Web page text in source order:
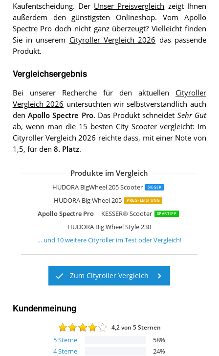
Kaufentscheidung. Der Unser Preisvergleich zeigt Ihnen
außerdem den günstigsten Onlineshop. Vom Apollo
Spectre Pro doch nicht ganz überzeugt? Vielleicht finden
Sie in unserem Cityroller Vergleich 2026 das passende
Produkt.
Vergleichsergebnis
Bei unserer Recherche für den aktuellen Cityroller
Vergleich 2026 untersuchten wir selbstverständlich auch
den Apollo Spectre Pro. Das Produkt schneidet Sehr Gut
ab, wenn man die 15 besten City Scooter vergleicht: Im
Cityroller Vergleich 2026 reichte dass, mit einer Note von
1,5, für den 8. Platz.
Produkte im Vergleich
HUDORA BigWheel 205 Scooter SIEGER
HUDORA Big Wheel 205 PREIS-LEISTUNG
Apollo Spectre Pro KESSER® Scooter SPARTIPP
HUDORA Big Wheel Style 230
Six Degrees Aluminium Scooter
SUOTU Roller Kinder mit 145 mm
Star-Scooter
TENBOOM Roller Kinder Scooter 6
Apollo XXL Phantom Pro
HUDORA Big Wheel 125
… und 10weitereCityroller im Test oder Vergleich!
Zum Cityroller Vergleich
Kundenmeinung
4,2von 5 Sternen
5Sterne 58%
4Sterne 24%